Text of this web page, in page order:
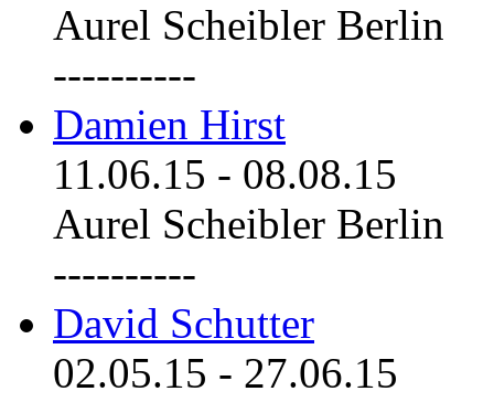
Aurel Scheibler Berlin
----------
Damien Hirst
11.06.15 - 08.08.15
Aurel Scheibler Berlin
----------
David Schutter
02.05.15 - 27.06.15